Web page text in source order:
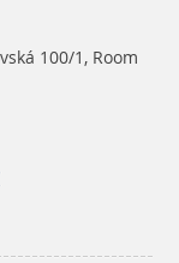
100/1, Room